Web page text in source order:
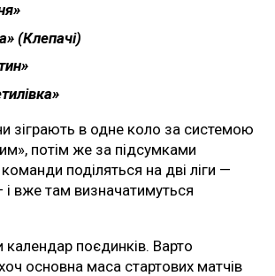
(Клепачі)
зіграють в одне коло за системою
потім же за підсумками
поділяться на дві ліги —
вже там визначатимуться
поєдинків. Варто
основна маса стартових матчів